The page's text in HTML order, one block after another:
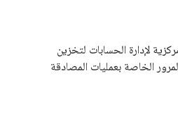
لإدارة الحسابات لتخزين
الخاصة بعمليات المصادقة